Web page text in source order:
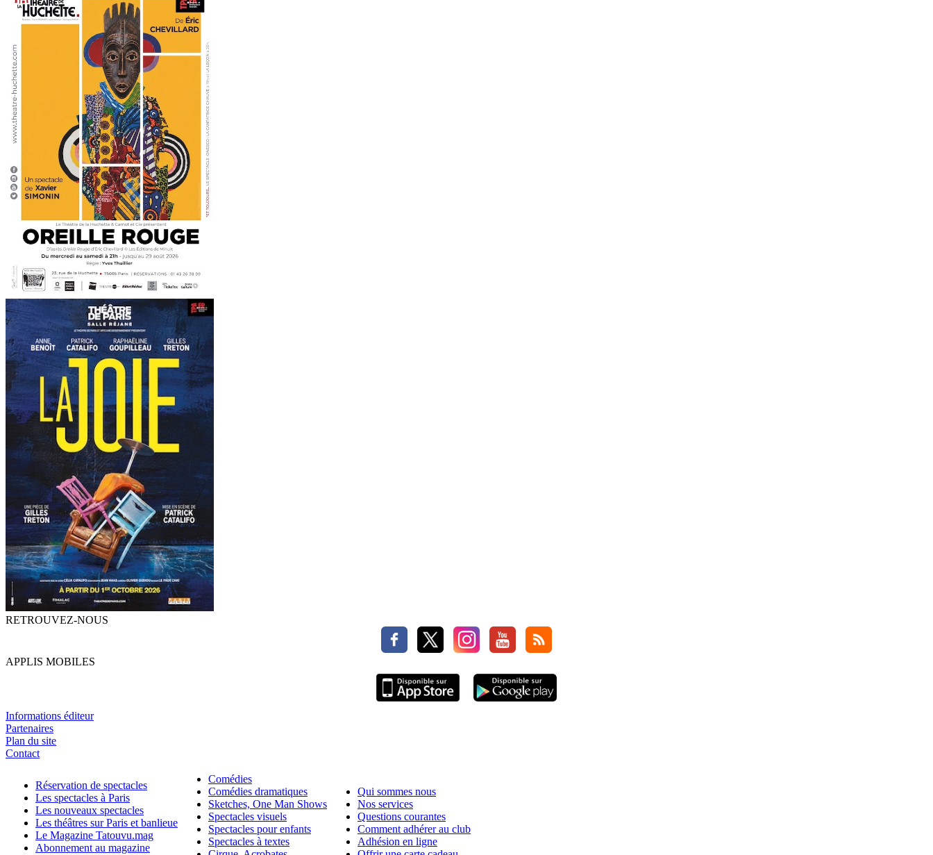
RETROUVEZ-NOUS
APPLIS MOBILES
Informations éditeur
Partenaires
Plan du site
Contact
Réservation de spectacles
Les spectacles à Paris
Les nouveaux spectacles
Les théâtres sur Paris et banlieue
Le Magazine Tatouvu.mag
Abonnement au magazine
Comédies
Comédies dramatiques
Sketches, One Man Shows
Spectacles visuels
Spectacles pour enfants
Spectacles à textes
Qui sommes nous
Nos services
Questions courantes
Comment adhérer au club
Adhésion en ligne